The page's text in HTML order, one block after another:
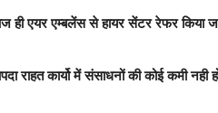
ही एयर एम्बलेंस से हायर सेंटर रेफर किया
राहत कार्यो में संसाधनों की कोई कमी नही